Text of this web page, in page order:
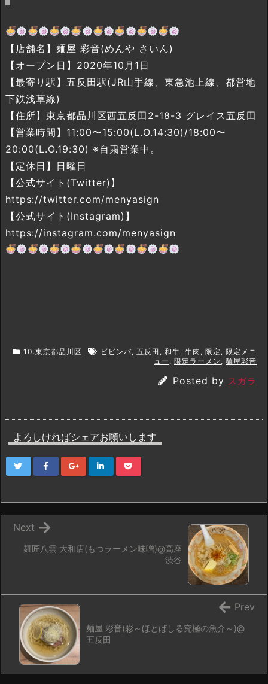
【店舗名】麺屋 彩音(めんや さいん)
【オープン日】2020年10月1日
【最寄り駅】五反田駅(JR山手線、東急池上線、都営地
下鉄浅草線)
【住所】東京都品川区西五反田2-18-3 グレイス五反田
【営業時間】11:00〜15:00(L.O.14:30)/18:00〜
20:00(L.O.19:30) ※自粛営業中。
【定休日】日曜日
【公式サイト(Twitter)】
https://twitter.com/menyasign
【公式サイト(Instagram)】
https://instagram.com/menyasign
10.東京都品川区 ビビンバ, 五反田 , 和牛, 牛肉 , 限定 , 限定メニ
ュー , 限定ラーメン , 麺屋彩音
Posted by スガラ
よろしければシェアお願いします
麺匠八雲 大和店(もつラーメン味噌)@高座
渋谷
Next
麺屋 彩音(彩～ほとばしる究極の魚介～)@
五反田
Prev